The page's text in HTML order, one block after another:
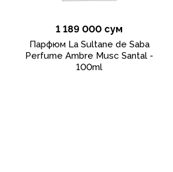
1 189 000 сум
Парфюм La Sultane de Saba
Perfume Ambre Musc Santal -
100ml